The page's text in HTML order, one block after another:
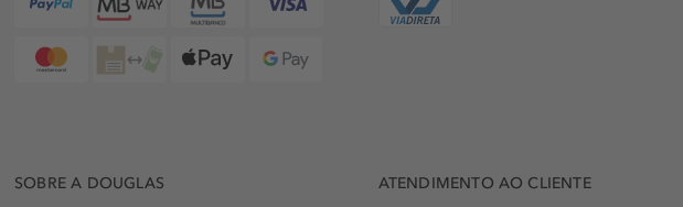
SOBRE A DOUGLAS ATENDIMENTO AO CLIENTE